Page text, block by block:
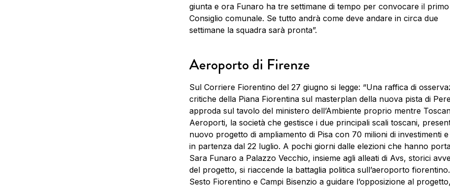
giunta e ora Funaro ha tre settimane di tempo per convocare il primo
Consiglio comunale. Se tutto andrà come deve andare in circa due
settimane la squadra sarà pronta”.
Aeroporto di Firenze
Sul Corriere Fiorentino del 27 giugno si legge: “Una raffica di
critiche della Piana Fiorentina sul masterplan della nuova pista di
approda sul tavolo del ministero dell’Ambiente proprio mentre
Aeroporti, la società che gestisce i due principali scali toscani,
nuovo progetto di ampliamento di Pisa con 70 milioni di investimenti
in partenza dal 22 luglio. A pochi giorni dalle elezioni che hanno
Sara Funaro a Palazzo Vecchio, insieme agli alleati di Avs, storici
del progetto, si riaccende la battaglia politica sull’aeroporto
Sesto Fiorentino e Campi Bisenzio a guidare l’opposizione al progetto,